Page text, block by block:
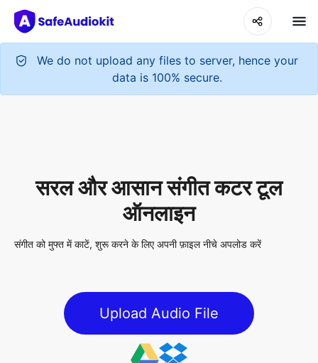
We do not upload any files to server, hence your
data is 100% secure.
संगीत को मुफ्त में काटें, शुरू करने के लिए अपनी फ़ाइल नीचे अपलोड करें
Upload Audio File